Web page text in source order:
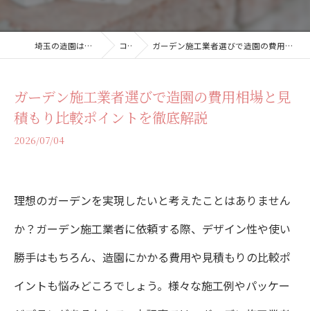
埼玉の造園は日本植物園株式会社 コラム ガーデン施工業者選びで造園の費用相場と見積もり比較ポイントを徹底解説
ガーデン施工業者選びで造園の費用相場と見
積もり比較ポイントを徹底解説
2026/07/04
理想のガーデンを実現したいと考えたことはありません
か？ガーデン施工業者に依頼する際、デザイン性や使い
勝手はもちろん、造園にかかる費用や見積もりの比較ポ
イントも悩みどころでしょう。様々な施工例やパッケー